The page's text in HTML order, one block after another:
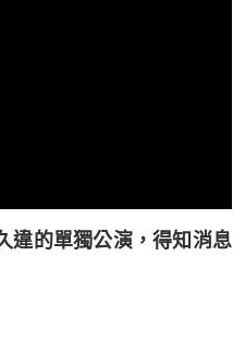
違的單獨公演，得知消息